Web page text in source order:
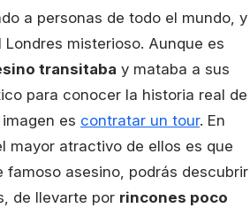
a personas de todo el mundo, y
misterioso. Aunque es
transitaba y mataba a sus
para conocer la historia real de
es contratar un tour. En
mayor atractivo de ellos es que
asesino, podrás descubrir
de llevarte por rincones poco